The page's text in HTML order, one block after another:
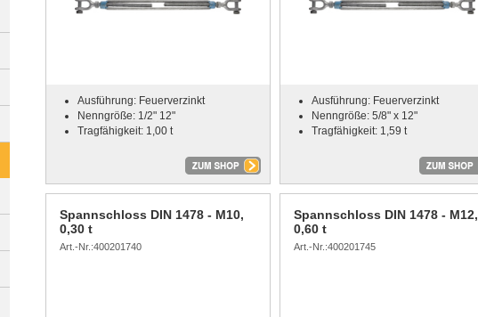
Ausführung: Feuerverzinkt
Nenngröße: 1/2" 12"
Tragfähigkeit: 1,00 t
Ausführung: Feuerverzinkt
Nenngröße: 5/8" x 12"
Tragfähigkeit: 1,59 t
Spannschloss DIN 1478 - M10,
0,30 t
Art.-Nr.:400201740
Spannschloss DIN 1478 - M12,
0,60 t
Art.-Nr.:400201745